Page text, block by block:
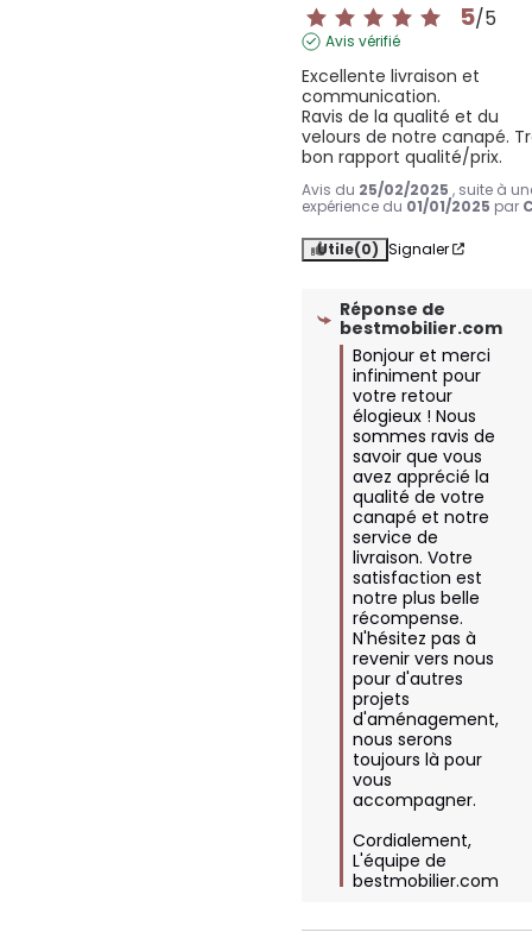
5/5
Avis vérifié
Excellente livraison et
communication.
Ravis de la qualité et du
velours de notre canapé.
bon rapport qualité/prix.
Avis du 25/02/2025 , suite à
expérience du 01/01/2025 par
Utile(0) Signaler
Réponse de
bestmobilier.com
Bonjour et merci
infiniment pour
votre retour
élogieux ! Nous
sommes ravis de
savoir que vous
avez apprécié la
qualité de votre
canapé et notre
service de
livraison. Votre
satisfaction est
notre plus belle
récompense.
N'hésitez pas à
revenir vers nous
pour d'autres
projets
d'aménagement,
nous serons
toujours là pour
vous
accompagner.
Cordialement,
L'équipe de
bestmobilier.com